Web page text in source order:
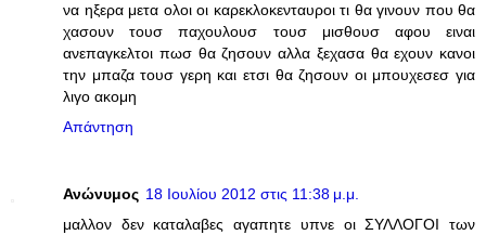
να ηξερα μετα ολοι οι καρεκλοκενταυροι τι θα γινουν που θα
χασουν τουσ παχουλουσ τουσ μισθουσ αφου ειναι
ανεπαγκελτοι πωσ θα ζησουν αλλα ξεχασα θα εχουν κανοι
την μπαζα τουσ γερη και ετσι θα ζησουν οι μπουχεσεσ για
λιγο ακομη
Απάντηση
Ανώνυμος 18 Ιουλίου 2012 στις 11:38 μ.μ.
μαλλον δεν καταλαβες αγαπητε υπνε οι ΣΥΛΛΟΓΟΙ των